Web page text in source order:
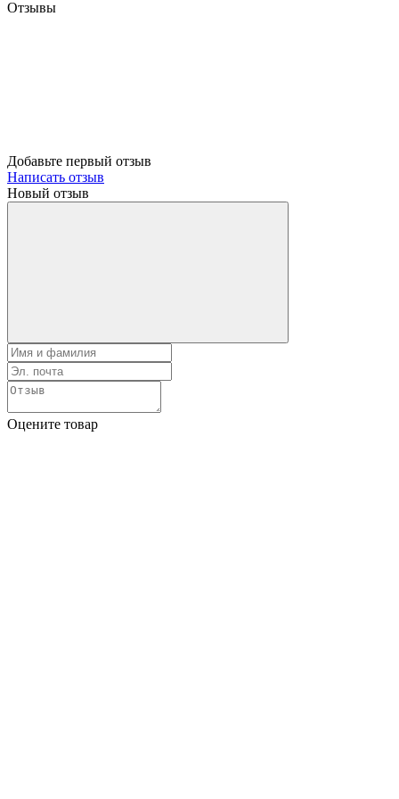
Отзывы
Добавьте первый отзыв
Написать отзыв
Новый отзыв
Оцените товар